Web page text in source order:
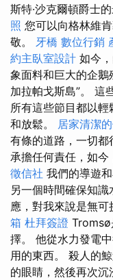
斯特·沙克爾頓爵士
照 您可以向格林維
敬。 牙橋 數位行銷
約主臥室設計 如今
象面料和巨大的企鵝
加拉帕戈斯島”。 這
所有這些節目都以
和放鬆。 居家清潔
有條的道路，一切都
承擔任何責任，如今
徵信社 我們的導遊
另一個時間確保知識
應，對我來說是無可
箱 杜拜簽證 Tromsø
擇。 他從水力發電
用的東西。 殺人的
的眼睛，然後再次沉